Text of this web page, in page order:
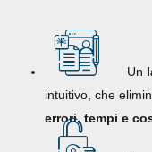
Un
intuitivo, che
errori, tempi e